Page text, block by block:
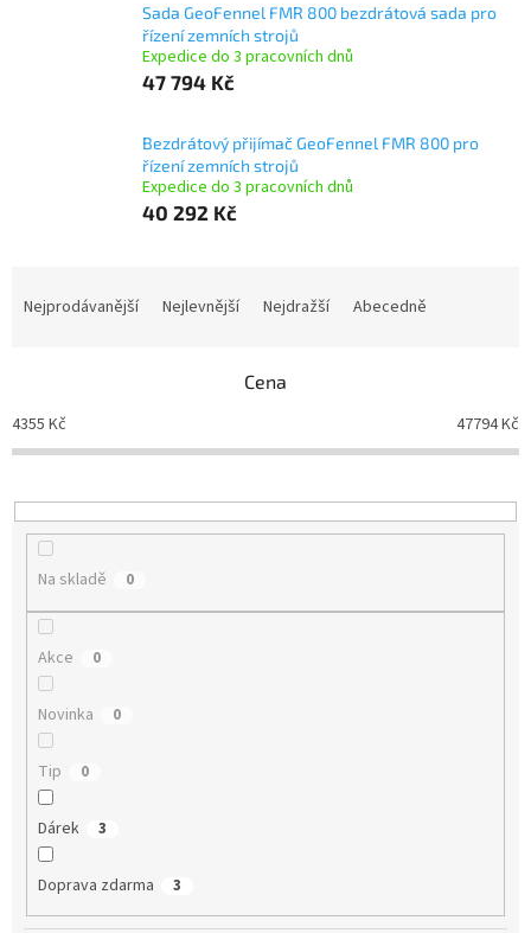
Sada GeoFennel FMR 800 bezdrátová sada pro
řízení zemních strojů
Expedice do 3 pracovních dnů
47 794 Kč
Bezdrátový přijímač GeoFennel FMR 800 pro
řízení zemních strojů
Expedice do 3 pracovních dnů
40 292 Kč
p
r
d
Nejprodávanější Nejlevnější Nejdražší Abecedně
Cena
4355 Kč 47794Kč
Na skladě 0
Akce 0
Novinka 0
Tip 0
Dárek 3
Doprava zdarma 3